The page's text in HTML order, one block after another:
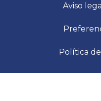
Aviso legal
Política